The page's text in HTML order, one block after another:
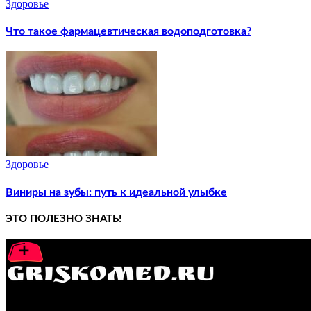
Здоровье
Что такое фармацевтическая водоподготовка?
Здоровье
Виниры на зубы: путь к идеальной улыбке
ЭТО ПОЛЕЗНО ЗНАТЬ!